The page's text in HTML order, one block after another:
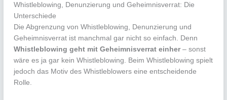
Whistleblowing, Denunzierung und Geheimnisverrat: Die
Unterschiede
Die Abgrenzung von Whistleblowing, Denunzierung und
Geheimnisverrat ist manchmal gar nicht so einfach. Denn
Whistleblowing geht mit Geheimnisverrat einher– sonst
wäre es ja gar kein Whistleblowing. Beim Whistleblowing spielt
jedoch das Motiv des Whistleblowers eine entscheidende
Rolle.